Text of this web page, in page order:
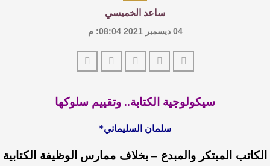
ساعد الخميسي
04 ديسمبر 2021 08:04: م
سيكولوجية الكتابة.. وتقييم سلوكها
سلمان السليماني*
الكاتب المبتكر والمبدع – بخلاف ممارس الوظيفة الكتابية